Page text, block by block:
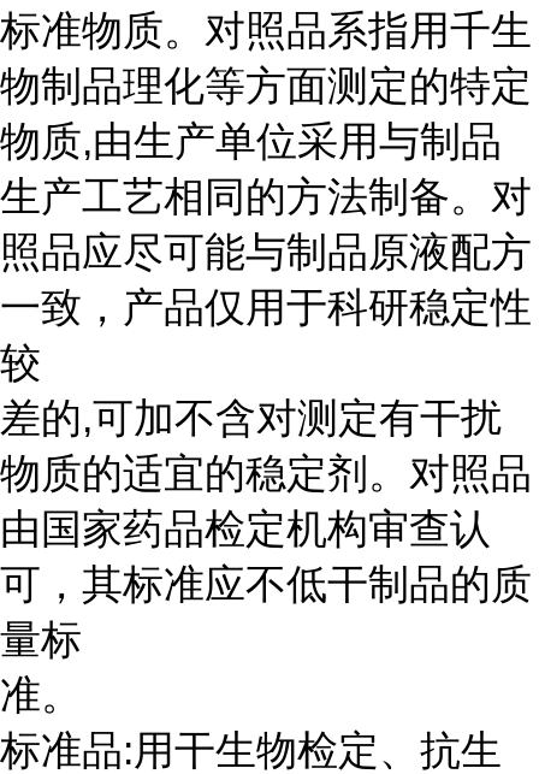
标准物质。对照品系指用千生
物制品理化等方面测定的特定
物质,由生产单位采用与制品
生产工艺相同的方法制备。对
照品应尽可能与制品原液配方
一致，产品仅用于科研稳定性
较
差的,可加不含对测定有干扰
物质的适宜的稳定剂。对照品
由国家药品检定机构审查认
可，其标准应不低干制品的质
量标
准。
标准品:用干生物检定、抗生